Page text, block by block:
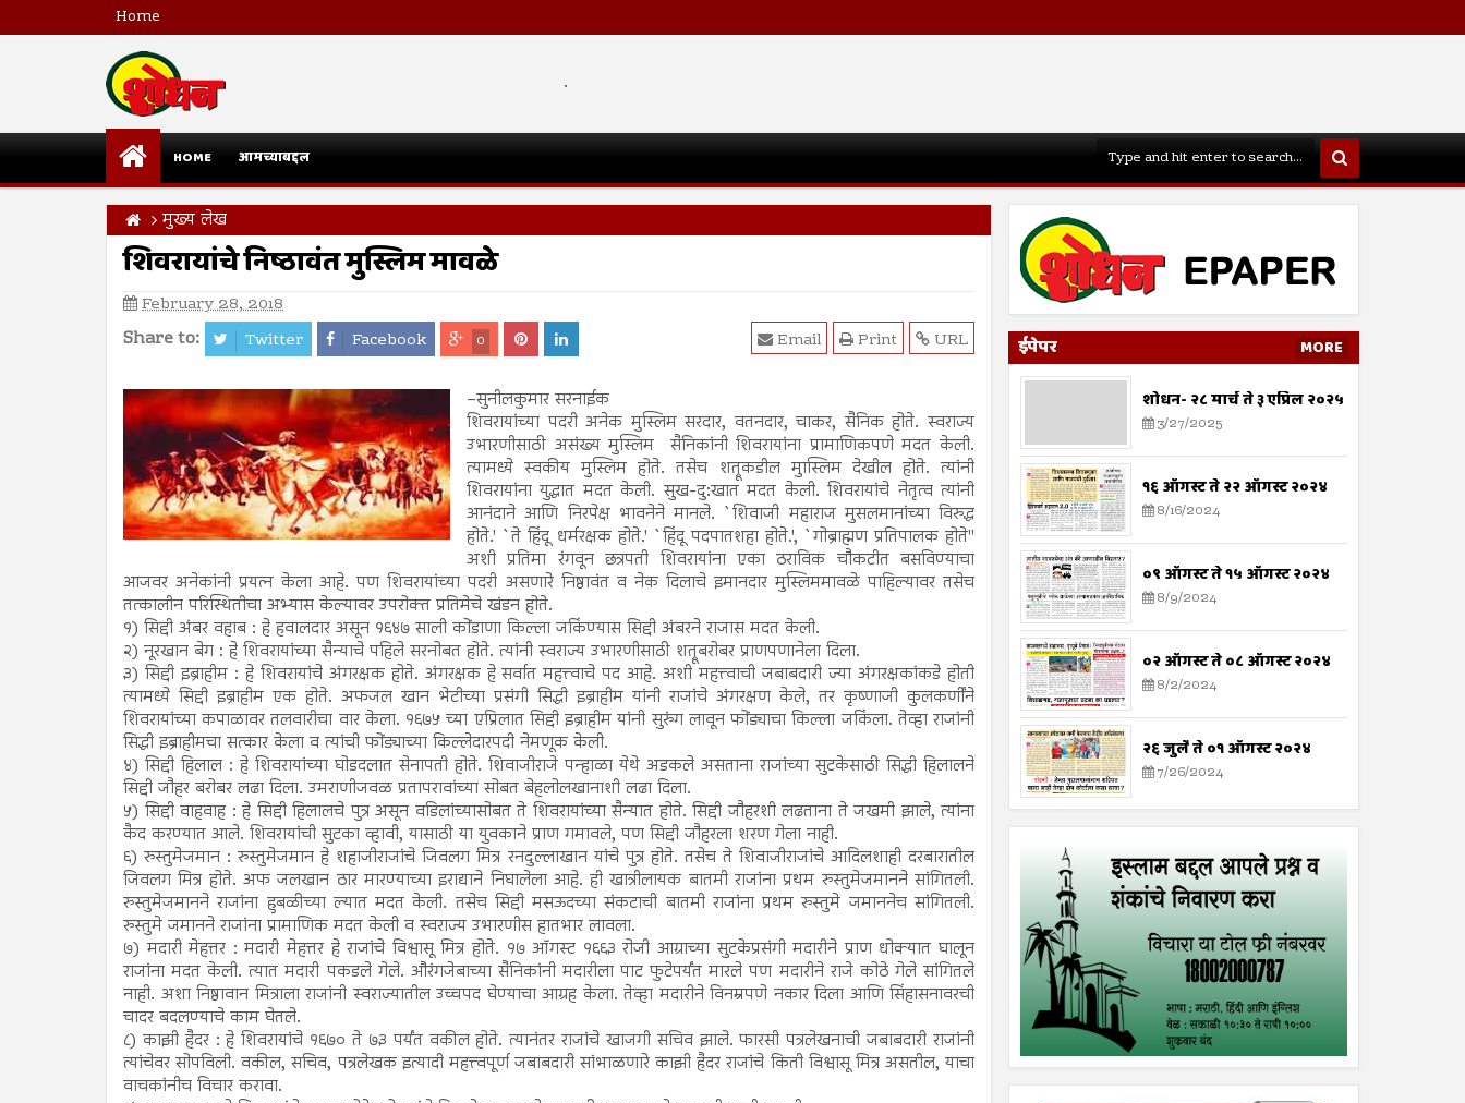
Home
.
HOME आमच्याबद्दल
मुख्य लेख
शिवरायांचे निष्ठावंत मुस्लिम मावळे
February 28, 2018
Share to: Twitter Facebook 0 URL
Print
Email
–सुनीलकुमार सरनाईक
शिवरायांच्या पदरी अनेक मुस्लिम सरदार, वतनदार, चाकर, सैनिक होते. स्वराज्य
उभारणीसाठी असंख्य मुस्लिम सैनिकांनी शिवरायांना प्रामाणिकपणे मदत केली.
त्यामध्ये स्वकीय मुस्लिम होते. तसेच शत्रूकडील मुास्लिम देखील होते. त्यांनी
शिवरायांना युद्धात मदत केली. सुख-दु:खात मदत केली. शिवरायांचे नेतृत्व त्यांनी
आनंदाने आणि निरपेक्ष भावनेने मानले. `शिवाजी महाराज मुसलमानांच्या विरुद्ध
होते.' `ते हिंदू धर्मरक्षक होते.' `हिंदू पदपातशहा होते.', `गोब्राह्मण प्रतिपालक होते''
अशी प्रतिमा रंगवून छत्रपती शिवरायांना एका ठराविक चौकटीत बसविण्याचा
आजवर अनेकांनी प्रयत्न केला आहे. पण शिवरायांच्या पदरी असणारे निष्ठावंत व नेक दिलाचे इमानदार मुस्लिममावळे पाहिल्यावर तसेच
तत्कालीन परिस्थितीचा अभ्यास केल्यावर उपरोक्त प्रतिमेचे खंडन होते.
१) सिद्दी अंबर वहाब : हे हवालदार असून १६४७ साली कोंडाणा किल्ला जकिंण्यास सिद्दी अंबरने राजास मदत केली.
२) नूरखान बेग : हे शिवरायांच्या सैन्याचे पहिले सरनोबत होते. त्यांनी स्वराज्य उभारणीसाठी शत्रूबरोबर प्राणपणानेला दिला.
३) सिद्दी इब्राहीम : हे शिवरायांचे अंगरक्षक होते. अंगरक्षक हे सर्वात महत्त्वाचे पद आहे. अशी महत्त्वाची जबाबदारी ज्या अंगरक्षकांकडे होती
त्यामध्ये सिद्दी इब्राहीम एक होते. अफजल खान भेटीच्या प्रसंगी सिद्धी इब्राहीम यांनी राजांचे अंगरक्षण केले, तर कृष्णाजी कुलकर्णींने
शिवरायांच्या कपाळावर तलवारीचा वार केला. १६७५ च्या एप्रिलात सिद्दी इब्राहीम यांनी सुरुंग लावून फोंड्याचा किल्ला जकिंला. तेव्हा राजांनी
सिद्धी इब्राहीमचा सत्कार केला व त्यांची फोंड्याच्या किल्लेदारपदी नेमणूक केली.
४) सिद्दी हिलाल : हे शिवरायांच्या घोडदलात सेनापती होते. शिवाजीराजे पन्हाळा येथे अडकले असताना राजांच्या सुटकेसाठी सिद्धी हिलालने
सिद्दी जौहर बरोबर लढा दिला. उमराणीजवळ प्रतापरावांच्या सोबत बेहलोलखानाशी लढा दिला.
५) सिद्दी वाहवाह : हे सिद्दी हिलालचे पुत्र असून वडिलांच्यासोबत ते शिवरायांच्या सैन्यात होते. सिद्दी जौहरशी लढताना ते जखमी झाले, त्यांना
कैद करण्यात आले. शिवरायांची सुटका व्हावी, यासाठी या युवकाने प्राण गमावले, पण सिद्दी जौहरला शरण गेला नाही.
६) रुस्तुमेजमान : रुस्तुमेजमान हे शहाजीराजांचे जिवलग मित्र रनदुल्लाखान यांचे पुत्र होते. तसेच ते शिवाजीराजांचे आदिलशाही दरबारातील
जिवलग मित्र होते. अफ जलखान ठार मारण्याच्या इराद्याने निघालेला आहे. ही खात्रीलायक बातमी राजांना प्रथम रुस्तुमेजमानने सांगितली.
रुस्तुमेजमानने राजांना हुबळीच्या ल्यात मदत केली. तसेच सिद्दी मसऊदच्या संकटाची बातमी राजांना प्रथम रुस्तुमे जमाननेच सांगितली.
रुस्तुमे जमानने राजांना प्रामाणिक मदत केली व स्वराज्य उभारणीस हातभार लावला.
७) मदारी मेहत्तर : मदारी मेहत्तर हे राजांचे विश्वासू मित्र होते. १७ ऑगस्ट १६६३ रोजी आग्राच्या सुटकेप्रसंगी मदारीने प्राण धोक्यात घालून
राजांना मदत केली. त्यात मदारी पकडले गेले. औरंगजेबाच्या सैनिकांनी मदारीला पाट फुटेपर्यंत मारले पण मदारीने राजे कोठे गेले सांगितले
नाही. अशा निष्ठावान मित्राला राजांनी स्वराज्यातील उच्चपद घेण्याचा आग्रह केला. तेव्हा मदारीने विनम्रपणे नकार दिला आणि सिंहासनावरची
चादर बदलण्याचे काम घेतले.
८) काझी हैदर : हे शिवरायांचे १६७० ते ७३ पर्यंत वकील होते. त्यानंतर राजांचे खाजगी सचिव झाले. फारसी पत्रलेखनाची जबाबदारी राजांनी
त्यांचेवर सोपविली. वकील, सचिव, पत्रलेखक इत्यादी महत्त्वपूर्ण जबाबदारी सांभाळणारे काझी हैदर राजांचे किती विश्वासू मित्र असतील, याचा
वाचकांनीच विचार करावा.
ईपेपर MORE
शोधन- २८ मार्च ते ३ एप्रिल २०२५
3/27/2025
१६ ऑगस्ट ते २२ ऑगस्ट २०२४
8/16/2024
०९ ऑगस्ट ते १५ ऑगस्ट २०२४
8/9/2024
०२ ऑगस्ट ते ०८ ऑगस्ट २०२४
8/2/2024
२६ जुलै ते ०१ ऑगस्ट २०२४
7/26/2024